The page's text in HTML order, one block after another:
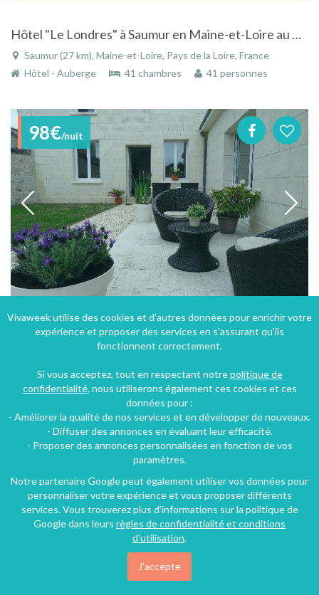
Hôtel "Le Londres" à Saumur en Maine-et-Loire au Pays de la Loire à deux pas de la Loire
Saumur (27 km), Maine-et-Loire, Pays de la Loire, France
Hôtel - Auberge
41 chambres 41 personnes
98€/nuit
Maison - Villa
2 chambres 4 personnes
128€/nuit
Vivaweek utilise des cookies et d'autres données pour enrichir votre
expérience et proposer des services en s'assurant qu'ils
fonctionnent correctement.
Si vous acceptez, tout en respectant notrepolitique de
confidentialité, nous utiliserons également ces cookies et ces
données pour :
- Améliorer la qualité de nos services et en développer de nouveaux.
- Diffuser des annonces en évaluant leur efficacité.
- Proposer des annonces personnalisées en fonction de vos
paramètres.
Notre partenaire Google peut également utiliser vos données pour
personnaliser votre expérience et vous proposer différents
services. Vous trouverez plus d'informations sur la politique de
Google dans leurs règles de confidentialité et conditions
d'utilisation.
J'accepte